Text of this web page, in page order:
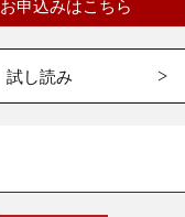
お申込みはこちら
試し読み